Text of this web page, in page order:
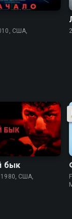
США,
бык
1980, США,